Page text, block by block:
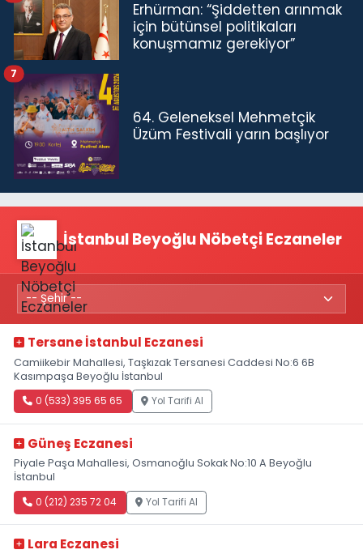
Erhürman: “Şiddetten arınmak
için bütünsel politikaları
konuşmamız gerekiyor”
64. Geleneksel Mehmetçik
Üzüm Festivali yarın başlıyor
7
İstanbul Beyoğlu Nöbetçi Eczaneler
Tersane İstanbul Eczanesi
Camiikebir Mahallesi, Taşkızak Tersanesi Caddesi No:6 6B
Kasımpaşa Beyoğlu İstanbul
0 (533) 395 65 65 Yol Tarifi Al
Güneş Eczanesi
Piyale Paşa Mahallesi, Osmanoğlu Sokak No:10 A Beyoğlu
İstanbul
0 (212) 235 72 04 Yol Tarifi Al
Lara Eczanesi